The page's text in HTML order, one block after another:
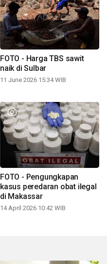
FOTO - Harga TBS sawit
naik di Sulbar
11 June 2026 15:34 WIB
FOTO - Pengungkapan
kasus peredaran obat ilegal
di Makassar
14 April 2026 10:42 WIB